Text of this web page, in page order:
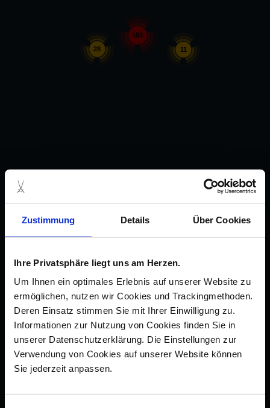
Zustimmung Details Über Cookies
Ihre Privatsphäre liegt uns am Herzen.
Um Ihnen ein optimales Erlebnis auf unserer Website zu
ermöglichen, nutzen wir Cookies und Trackingmethoden.
Deren Einsatz stimmen Sie mit Ihrer Einwilligung zu.
Informationen zur Nutzung von Cookies finden Sie in
unserer Datenschutzerklärung. Die Einstellungen zur
Verwendung von Cookies auf unserer Website können
Sie jederzeit anpassen.
103
11
28